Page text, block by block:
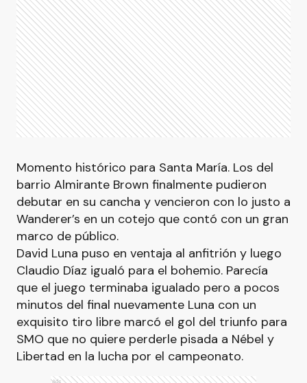
Momento histórico para Santa María. Los del
barrio Almirante Brown finalmente pudieron
debutar en su cancha y vencieron con lo justo a
Wanderer’s en un cotejo que contó con un gran
marco de público.
David Luna puso en ventaja al anfitrión y luego
Claudio Díaz igualó para el bohemio. Parecía
que el juego terminaba igualado pero a pocos
minutos del final nuevamente Luna con un
exquisito tiro libre marcó el gol del triunfo para
SMO que no quiere perderle pisada a Nébel y
Libertad en la lucha por el campeonato.
Ads